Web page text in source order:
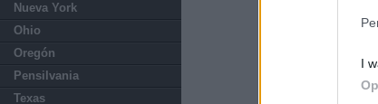
I
Nueva York
Ohio
Oregón
Pensilvania
Texas